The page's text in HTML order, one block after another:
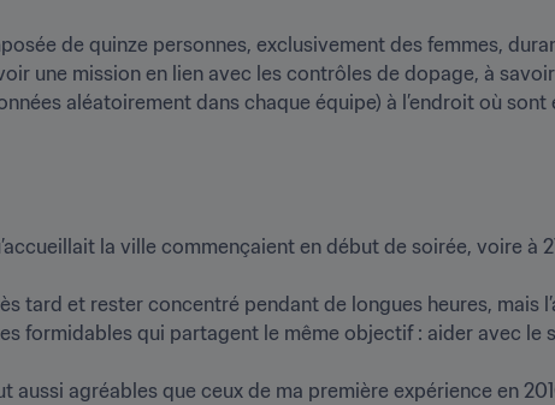
de quinze personnes, exclusivement des femmes,
une mission en lien avec les contrôles de dopage, à savoir
aléatoirement dans chaque équipe) à l’endroit où sont
la ville commençaient en début de soirée, voire à
tard et rester concentré pendant de longues heures, mais
formidables qui partagent le même objectif : aider avec le
agréables que ceux de ma première expérience en